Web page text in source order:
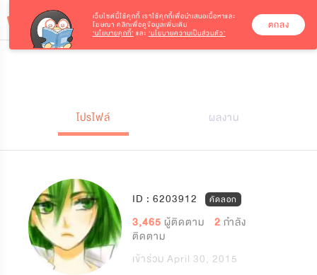
โปรไฟล์ ผลงาน
ID : 6203912 คัดลอก
3,465 ผู้ติดตาม 2 กำลัง
ติดตาม
เข้าร่วม April 30, 2015
เว็บไซต์นี้ใช้คุกกี้ เราใช้คุกกี้เพื่อนำเสนอเนื้อหาและ
โฆษณา คลิกเพื่อดูข้อมูลเพิ่มเติม
‘นโยบายคุกกี้’ และ ‘นโยบายความเป็นส่วนตัว’
ตกลง